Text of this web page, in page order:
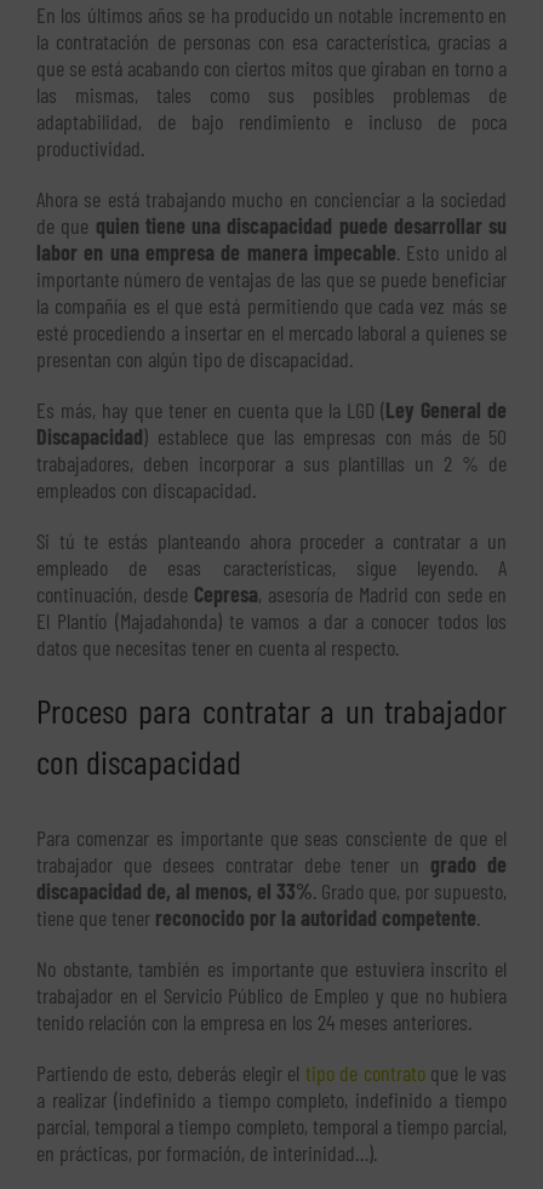
En los últimos años se ha producido un notable incremento en
la contratación de personas con esa característica, gracias a
que se está acabando con ciertos mitos que giraban en torno a
las mismas, tales como sus posibles problemas de
adaptabilidad, de bajo rendimiento e incluso de poca
productividad.
Ahora se está trabajando mucho en concienciar a la sociedad
de que quien tiene una discapacidad puede desarrollar su
labor en una empresa de manera impecable. Esto unido al
importante número de ventajas de las que se puede beneficiar
la compañía es el que está permitiendo que cada vez más se
esté procediendo a insertar en el mercado laboral a quienes se
presentan con algún tipo de discapacidad.
Es más, hay que tener en cuenta que la LGD (Ley General de
Discapacidad) establece que las empresas con más de 50
trabajadores, deben incorporar a sus plantillas un 2 % de
empleados con discapacidad.
Si tú te estás planteando ahora proceder a contratar a un
empleado de esas características, sigue leyendo. A
continuación, desde Cepresa, asesoría de Madrid con sede en
El Plantío (Majadahonda) te vamos a dar a conocer todos los
datos que necesitas tener en cuenta al respecto.
Proceso para contratar a un trabajador
con discapacidad
Para comenzar es importante que seas consciente de que el
trabajador que desees contratar debe tener un grado de
discapacidad de, al menos, el 33%. Grado que, por supuesto,
tiene que tener reconocido por la autoridad competente.
No obstante, también es importante que estuviera inscrito el
trabajador en el Servicio Público de Empleo y que no hubiera
tenido relación con la empresa en los 24 meses anteriores.
Partiendo de esto, deberás elegir el tipo de contratoque le vas
a realizar (indefinido a tiempo completo, indefinido a tiempo
parcial, temporal a tiempo completo, temporal a tiempo parcial,
en prácticas, por formación, de interinidad…).